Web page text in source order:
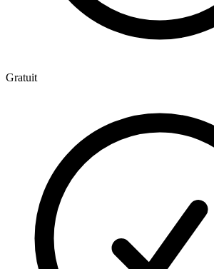
Gratuit